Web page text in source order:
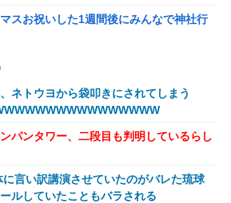
スお祝いした1週間後にみんなで神社行
のあのちゃん、可愛過ぎてワイらにブッ
w w w
いたデジモンさん、令和に全盛期を超え
いた
ったくりを試みた男、バイクを盗られ
また、限界突破www
ネトウヨから袋叩きにされてしまう
ンパンタワー、二段目も判明しているらし
に言い訳講演させていたのがバレた琉球
ルしていたこともバラされる